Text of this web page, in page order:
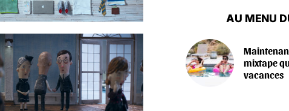
AU MENU
mixtape
vacances